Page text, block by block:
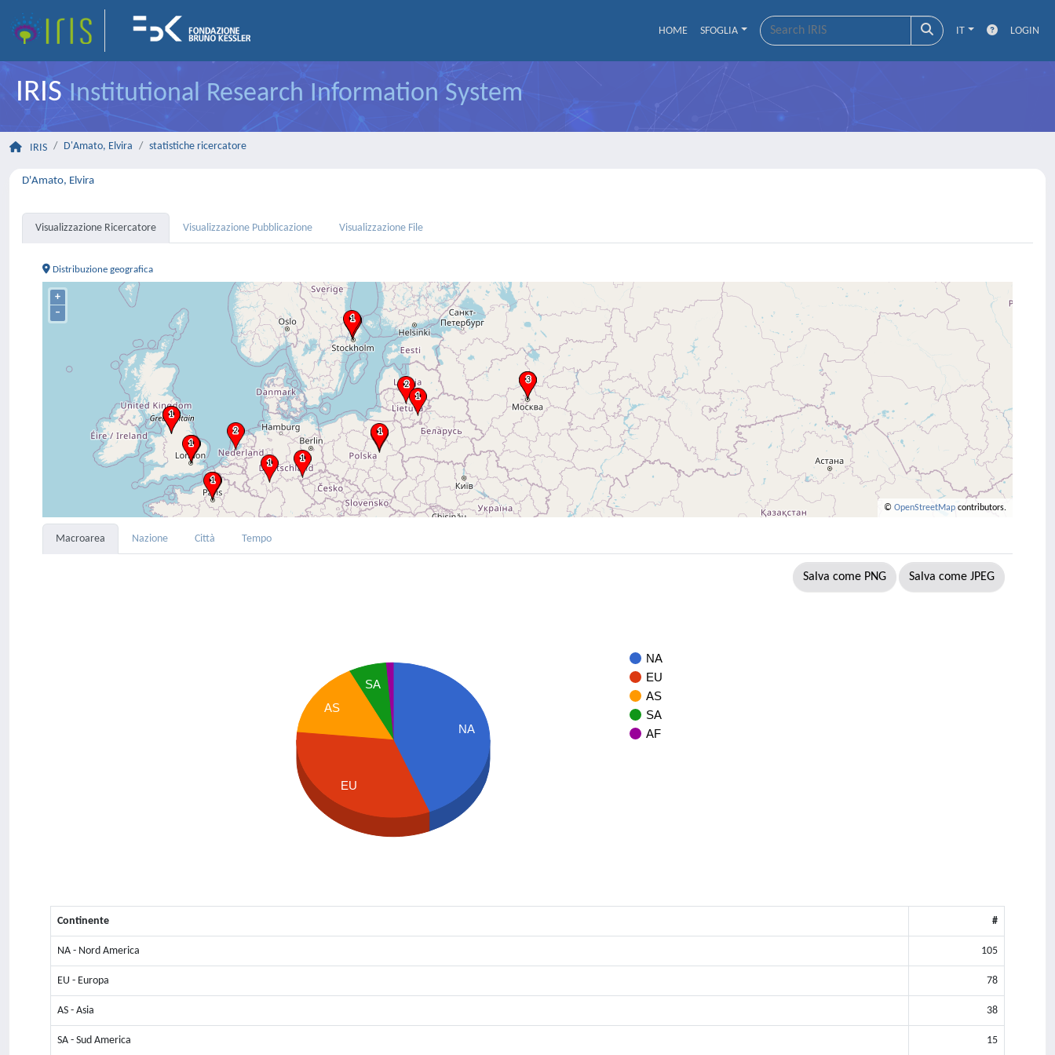
HOME SFOGLIA IT LOGIN
IRISInstitutional Research Information System
IRIS D'Amato, Elvira statistiche ricercatore
D'Amato, Elvira
Visualizzazione Ricercatore Visualizzazione Pubblicazione Visualizzazione File
Distribuzione geografica
+
–
© OpenStreetMap contributors.
Macroarea Nazione Città Tempo
Salva come PNG Salva come JPEG
NA
EU
AS
SA
AF
NA
SA
AS
EU
Continente #
NA - Nord America 105
EU - Europa 78
AS - Asia 38
SA - Sud America 15